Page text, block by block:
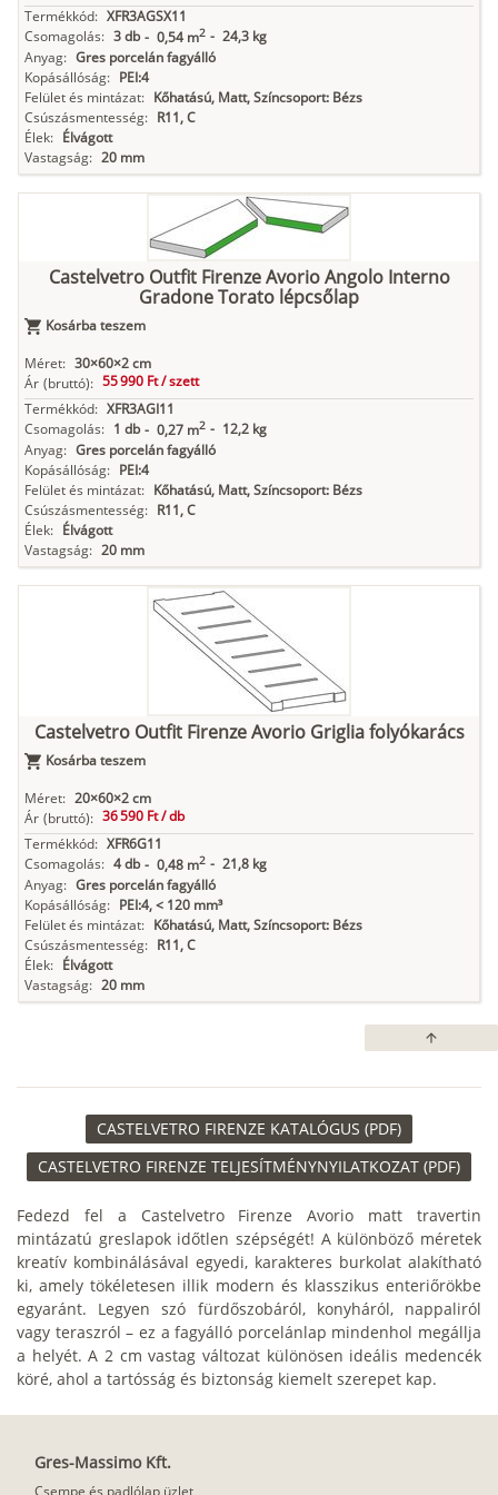
Termékkód: XFR3AGSX11
Csomagolás: 3 db - 0,54 m2 - 24,3 kg
Anyag: Gres porcelán fagyálló
Kopásállóság: PEI:4
Felület és mintázat: Kőhatású, Matt, Színcsoport: Bézs
Csúszásmentesség: R11, C
Élek: Élvágott
Vastagság: 20 mm
Castelvetro Outfit Firenze Avorio Angolo Interno
Gradone Torato lépcsőlap
Kosárba teszem
Méret: 30×60×2 cm
Ár (bruttó): 55 990 Ft /szett
Termékkód: XFR3AGI11
Csomagolás: 1 db - 0,27 m2 - 12,2 kg
Anyag: Gres porcelán fagyálló
Kopásállóság: PEI:4
Felület és mintázat: Kőhatású, Matt, Színcsoport: Bézs
Csúszásmentesség: R11, C
Élek: Élvágott
Vastagság: 20 mm
Castelvetro Outfit Firenze Avorio Griglia folyókarács
Kosárba teszem
Méret: 20×60×2 cm
Ár (bruttó): 36 590 Ft /db
Termékkód: XFR6G11
Csomagolás: 4 db - 0,48 m2 - 21,8 kg
Anyag: Gres porcelán fagyálló
Kopásállóság: PEI:4, < 120 mm³
Felület és mintázat: Kőhatású, Matt, Színcsoport: Bézs
Csúszásmentesség: R11, C
Élek: Élvágott
Vastagság: 20 mm
arrow_upward
CASTELVETRO FIRENZE KATALÓGUS (PDF)
CASTELVETRO FIRENZE TELJESÍTMÉNYNYILATKOZAT (PDF)
Fedezd fel a Castelvetro Firenze Avorio matt travertin
mintázatú greslapok időtlen szépségét! A különböző méretek
kreatív kombinálásával egyedi, karakteres burkolat alakítható
ki, amely tökéletesen illik modern és klasszikus enteriőrökbe
egyaránt. Legyen szó fürdőszobáról, konyháról, nappaliról
vagy teraszról – ez a fagyálló porcelánlap mindenhol megállja
a helyét. A 2 cm vastag változat különösen ideális medencék
köré, ahol a tartósság és biztonság kiemelt szerepet kap.
Gres-Massimo Kft.